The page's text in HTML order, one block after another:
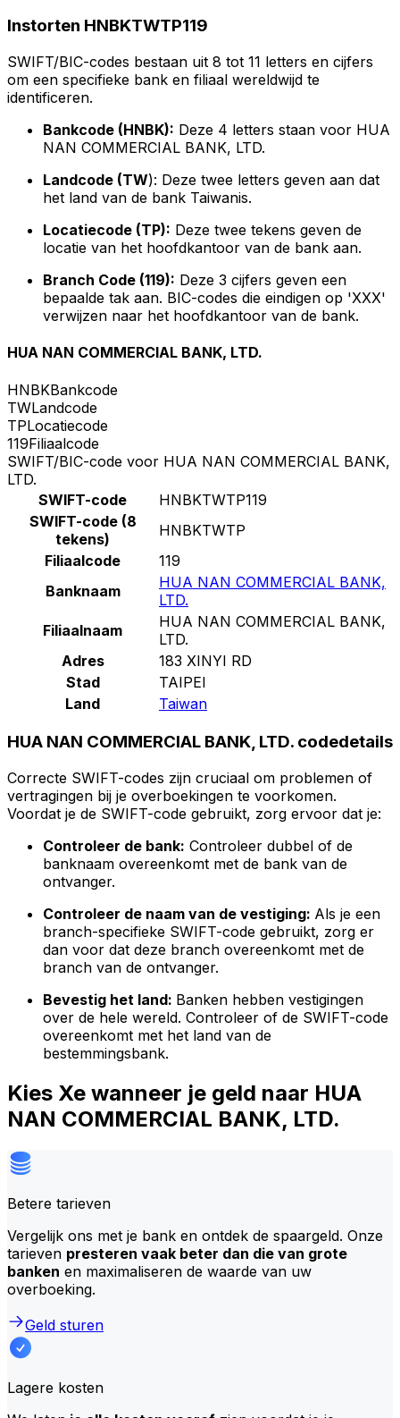
Instorten HNBKTWTP119
SWIFT/BIC-codes bestaan uit 8 tot 11 letters en cijfers
om een specifieke bank en filiaal wereldwijd te
identificeren.
Bankcode (HNBK): Deze 4 letters staan voor HUA
NAN COMMERCIAL BANK, LTD.
Landcode (TW): Deze twee letters geven aan dat
het land van de bank Taiwanis.
Locatiecode (TP): Deze twee tekens geven de
locatie van het hoofdkantoor van de bank aan.
Branch Code (119): Deze 3 cijfers geven een
bepaalde tak aan. BIC-codes die eindigen op 'XXX'
verwijzen naar het hoofdkantoor van de bank.
HUA NAN COMMERCIAL BANK, LTD.
HNBKBankcode
TWLandcode
TPLocatiecode
119Filiaalcode
SWIFT/BIC-code voor HUA NAN COMMERCIAL BANK,
LTD.
SWIFT-code
HNBKTWTP119
SWIFT-code (8
tekens)
HNBKTWTP
Filiaalcode
119
Banknaam
HUA NAN COMMERCIAL BANK,
LTD.
Filiaalnaam
HUA NAN COMMERCIAL BANK,
LTD.
Adres
183 XINYI RD
Stad
TAIPEI
Land
Taiwan
HUA NAN COMMERCIAL BANK, LTD. codedetails
Correcte SWIFT-codes zijn cruciaal om problemen of
vertragingen bij je overboekingen te voorkomen.
Voordat je de SWIFT-code gebruikt, zorg ervoor dat je:
Controleer de bank: Controleer dubbel of de
banknaam overeenkomt met de bank van de
ontvanger.
Controleer de naam van de vestiging: Als je een
branch-specifieke SWIFT-code gebruikt, zorg er
dan voor dat deze branch overeenkomt met de
branch van de ontvanger.
Bevestig het land: Banken hebben vestigingen
over de hele wereld. Controleer of de SWIFT-code
overeenkomt met het land van de
bestemmingsbank.
Kies Xe wanneer je geld naar HUA
NAN COMMERCIAL BANK, LTD.
Betere tarieven
Vergelijk ons met je bank en ontdek de spaargeld. Onze
tarieven presteren vaak beter dan die van grote
banken en maximaliseren de waarde van uw
overboeking.
Geld sturen
Lagere kosten